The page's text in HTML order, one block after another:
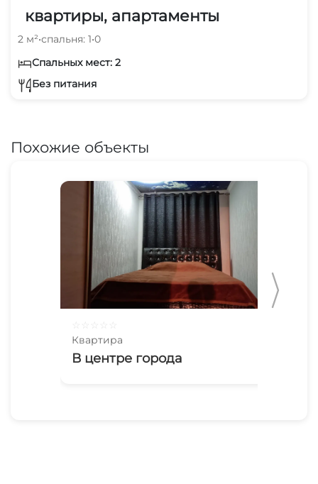
квартиры, апартаменты
2 м²•спальня: 1•0
Спальных мест: 2
Без питания
Похожие объекты
Квартира
В центре города